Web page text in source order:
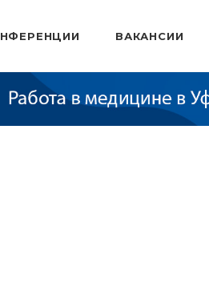
ВАКАНСИИ